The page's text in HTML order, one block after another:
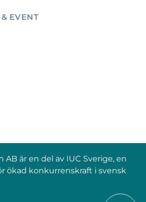
EVENT
AB är en del av IUC Sverige, en
ökad konkurrenskraft i svensk